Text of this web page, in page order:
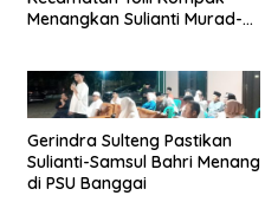
Menangkan Sulianti Murad-
Gerindra Sulteng Pastikan
Sulianti-Samsul Bahri Menang
di PSU Banggai